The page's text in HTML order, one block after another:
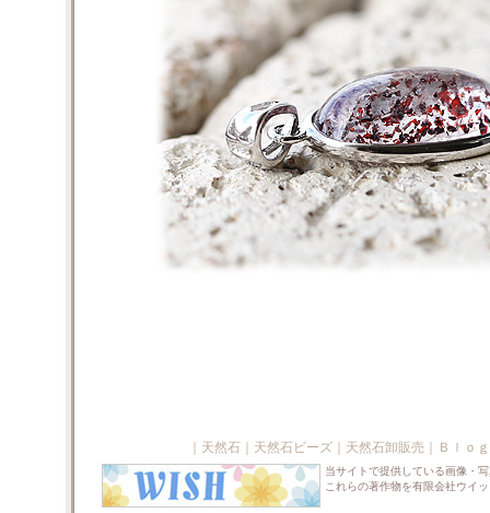
天然石 天然石ビーズ 天然石卸販売 Ｂｌｏｇ
当サイトで提供している画像・
これらの著作物を有限会社ウイ